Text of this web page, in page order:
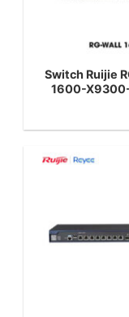
Switch Ruijie
1600-